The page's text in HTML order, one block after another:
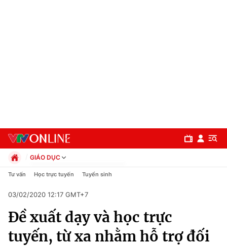
Chuyên mục
Chính trị
GIÁO DỤC
Chính trị
Pháp luật
Kinh tế
Thể thao
Truyền hình
Tư vấn Học trực tuyến Tuyển sinh
03/02/2020 12:17 GMT+7
Đề xuất dạy và học trực
tuyến, từ xa nhằm hỗ trợ đối